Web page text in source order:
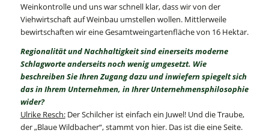
Weinkontrolle und uns war schnell klar, dass wir von der
Viehwirtschaft auf Weinbau umstellen wollen. Mittlerweile
bewirtschaften wir eine Gesamtweingartenfläche von 16 Hektar.
Regionalität und Nachhaltigkeit sind einerseits moderne
Schlagworte anderseits noch wenig umgesetzt. Wie
beschreiben Sie Ihren Zugang dazu und inwiefern spiegelt sich
das in Ihrem Unternehmen, in Ihrer Unternehmensphilosophie
wider?
Ulrike Resch:Der Schilcher ist einfach ein Juwel! Und die Traube,
der „Blaue Wildbacher“, stammt von hier. Das ist die eine Seite.